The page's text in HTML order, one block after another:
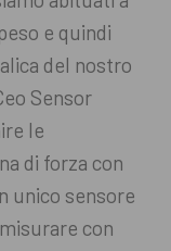
e quindi
del nostro
Sensor
le
di forza con
unico sensore
con